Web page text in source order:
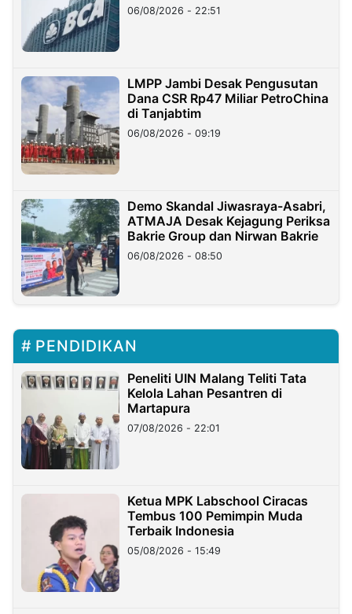
06/08/2026 - 22:51
LMPP Jambi Desak Pengusutan
Dana CSR Rp47 Miliar PetroChina
di Tanjabtim
06/08/2026 - 09:19
Demo Skandal Jiwasraya-Asabri,
ATMAJA Desak Kejagung Periksa
Bakrie Group dan Nirwan Bakrie
06/08/2026 - 08:50
PENDIDIKAN
Peneliti UIN Malang Teliti Tata
Kelola Lahan Pesantren di
Martapura
07/08/2026 - 22:01
Ketua MPK Labschool Ciracas
Tembus 100 Pemimpin Muda
Terbaik Indonesia
05/08/2026 - 15:49